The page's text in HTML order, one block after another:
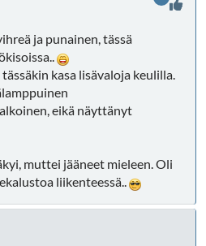
ja punainen, tässä
kasa lisävaloja keulilla.
eikä näyttänyt
muttei jääneet mieleen. Oli
liikenteessä..